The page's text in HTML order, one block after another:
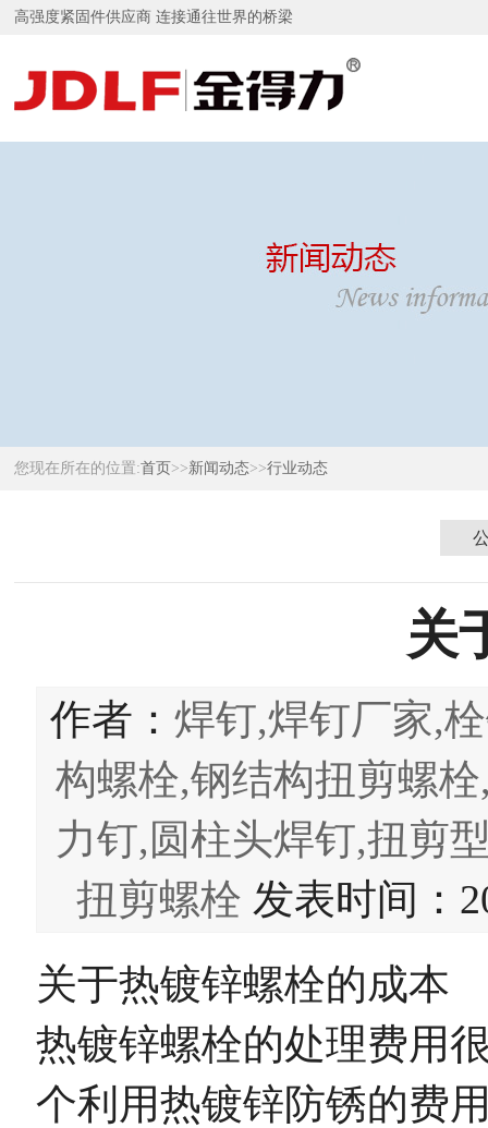
高强度紧固件供应商 连接通往世界的桥梁
您现在所在的位置:首页 >>新闻动态>>行业动态
关
作者： 焊钉,焊钉厂家,
构螺栓,钢结构扭剪螺
力钉,圆柱头焊钉,扭剪
扭剪螺栓 发表时间：
关于热镀锌螺栓的成本
热镀锌螺栓的处理费用
个利用热镀锌防锈的费